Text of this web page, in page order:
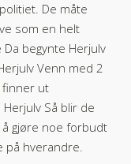
De måte
som en helt
begynte Herjulv
Venn med 2
finner ut
Så blir de
gjøre noe forbudt
på hverandre.